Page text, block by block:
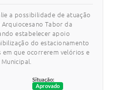
a possibilidade de atuação
Tabor da
estabelecer apoio
do estacionamento
que ocorrerem velórios e
Situação:
Aprovado